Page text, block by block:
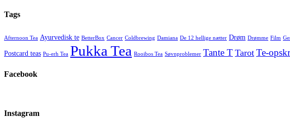
Tags
Afternoon Tea Ayurvedisk te BetterBox Cancer Coldbrewing Damiana De 12 hellige nætter Drøm Drømme Film
Postcard teas Pu-erh Tea Pukka Tea Rooibos Tea Søvnproblemer Tante T Tarot Te-
Facebook
Instagram